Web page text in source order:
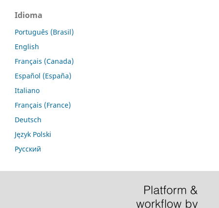
Idioma
Português (Brasil)
English
Français (Canada)
Español (España)
Italiano
Français (France)
Deutsch
Język Polski
Русский